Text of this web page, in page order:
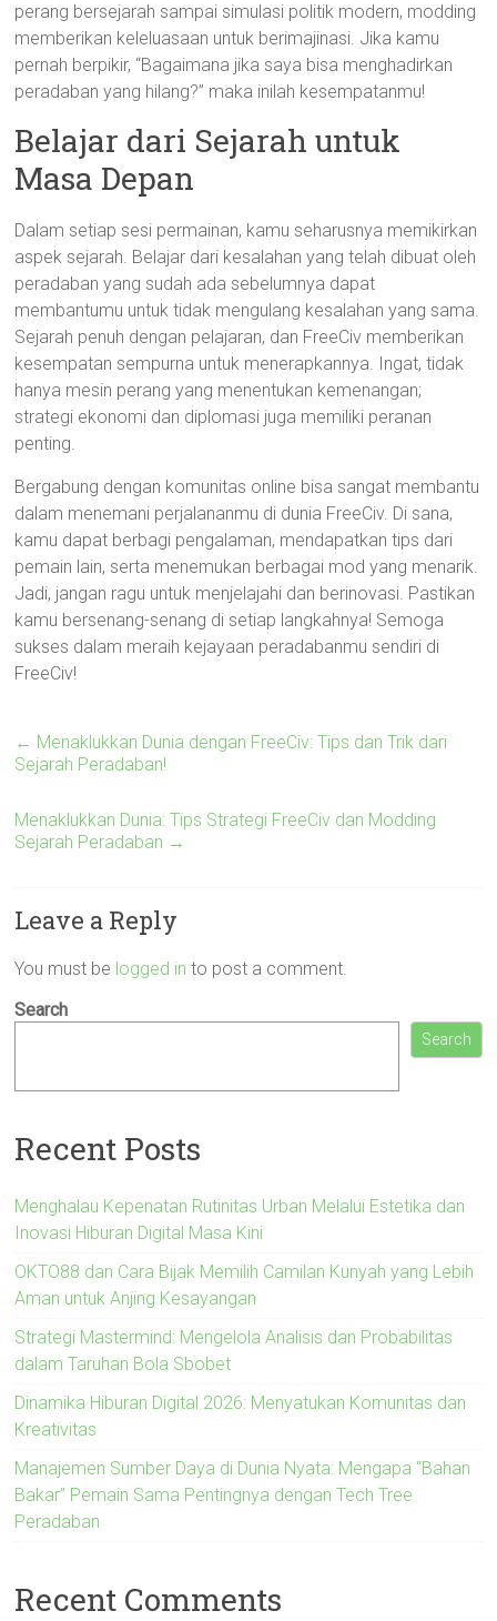
perang bersejarah sampai simulasi politik modern, modding
memberikan keleluasaan untuk berimajinasi. Jika kamu
pernah berpikir, “Bagaimana jika saya bisa menghadirkan
peradaban yang hilang?” maka inilah kesempatanmu!
Belajar dari Sejarah untuk
Masa Depan
Dalam setiap sesi permainan, kamu seharusnya memikirkan
aspek sejarah. Belajar dari kesalahan yang telah dibuat oleh
peradaban yang sudah ada sebelumnya dapat
membantumu untuk tidak mengulang kesalahan yang sama.
Sejarah penuh dengan pelajaran, dan FreeCiv memberikan
kesempatan sempurna untuk menerapkannya. Ingat, tidak
hanya mesin perang yang menentukan kemenangan;
strategi ekonomi dan diplomasi juga memiliki peranan
penting.
Bergabung dengan komunitas online bisa sangat membantu
dalam menemani perjalananmu di dunia FreeCiv. Di sana,
kamu dapat berbagi pengalaman, mendapatkan tips dari
pemain lain, serta menemukan berbagai mod yang menarik.
Jadi, jangan ragu untuk menjelajahi dan berinovasi. Pastikan
kamu bersenang-senang di setiap langkahnya! Semoga
sukses dalam meraih kejayaan peradabanmu sendiri di
FreeCiv!
← Menaklukkan Dunia dengan FreeCiv: Tips dan Trik dari
Sejarah Peradaban!
Menaklukkan Dunia: Tips Strategi FreeCiv dan Modding
Sejarah Peradaban →
Leave a Reply
You must be logged in to post a comment.
Search
Search
Recent Posts
Menghalau Kepenatan Rutinitas Urban Melalui Estetika dan
Inovasi Hiburan Digital Masa Kini
OKTO88 dan Cara Bijak Memilih Camilan Kunyah yang Lebih
Aman untuk Anjing Kesayangan
Strategi Mastermind: Mengelola Analisis dan Probabilitas
dalam Taruhan Bola Sbobet
Dinamika Hiburan Digital 2026: Menyatukan Komunitas dan
Kreativitas
Manajemen Sumber Daya di Dunia Nyata: Mengapa “Bahan
Bakar” Pemain Sama Pentingnya dengan Tech Tree
Peradaban
Recent Comments